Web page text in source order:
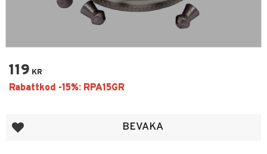
119 KR
Lägg till i favoriter BEVAKA